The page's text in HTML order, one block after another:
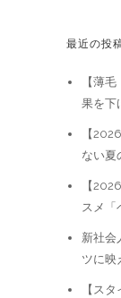
最近の投
【薄
果を下
【
ない夏
【
スメ「
新社会
ツに映
【ス